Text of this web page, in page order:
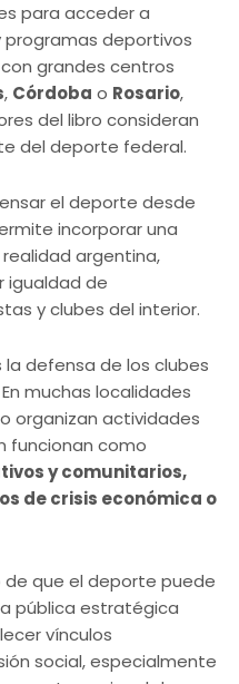
para acceder a
programas deportivos
grandes centros
, Córdoba o Rosario,
del libro consideran
del deporte federal.
el deporte desde
incorporar una
argentina,
igualdad de
y clubes del interior.
defensa de los clubes
muchas localidades
organizan actividades
funcionan como
y comunitarios,
de crisis económica o
que el deporte puede
pública estratégica
vínculos
social, especialmente